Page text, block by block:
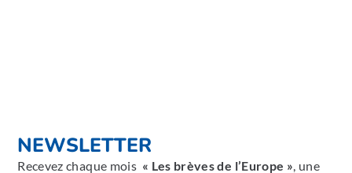
NEWSLETTER
Recevez chaque mois « Les brèves de l’Europe », une